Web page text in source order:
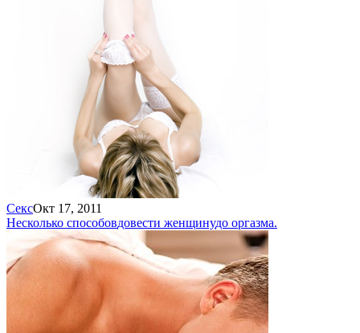
СексОкт 17, 2011
Несколько способовдовести женщинудо оргазма.